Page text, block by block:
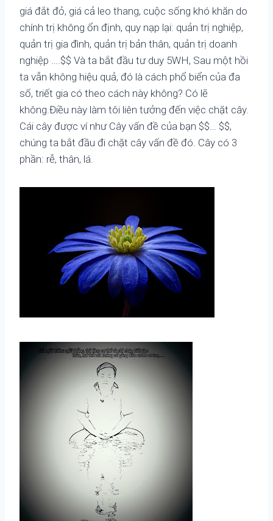
giá đắt đỏ, giá cả leo thang, cuộc sống khó khăn do
chính trị không ổn định, quy nạp lại: quản trị nghiệp,
quản trị gia đình, quản trị bản thân, quản trị doanh
nghiệp ….$$ Và ta bắt đầu tư duy 5WH, Sau một hồi
ta vẫn không hiệu quả, đó là cách phổ biển của đa
số, triết gia có theo cách này không? Có lẽ
không.Điều này làm tôi liên tưởng đến việc chặt cây.
Cái cây được ví như Cây vấn đề của bạn $$… $$,
chúng ta bắt đầu đi chặt cây vấn đề đó. Cây có 3
phần: rễ, thân, lá.